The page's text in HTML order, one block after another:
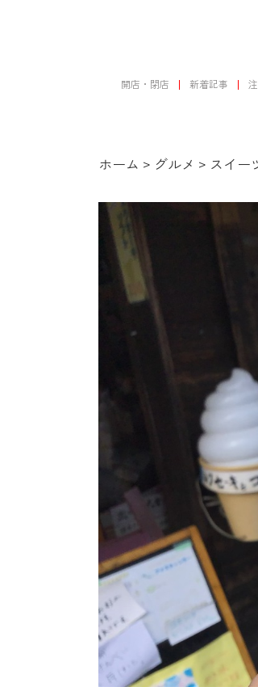
開店・閉店 新着記事
ホーム > グルメ > スイー